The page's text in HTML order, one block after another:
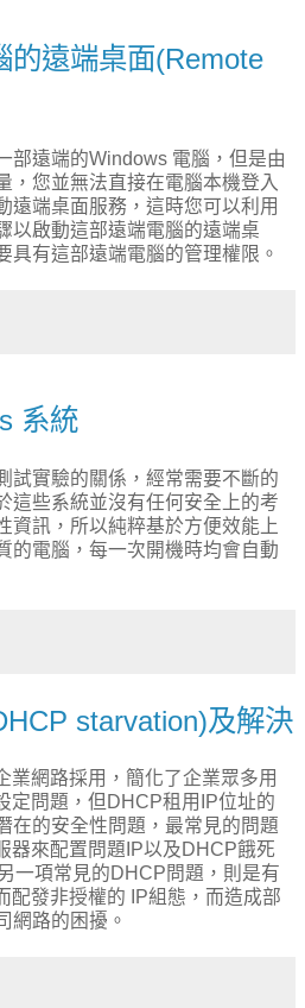
的遠端桌面(Remote
部遠端的Windows 電腦，但是由
，您並無法直接在電腦本機登入
遠端桌面服務，這時您可以利用
以啟動這部遠端電腦的遠端桌
具有這部遠端電腦的管理權限。
系統
試實驗的關係，經常需要不斷的
這些系統並沒有任何安全上的考
資訊，所以純粹基於方便效能上
的電腦，每一次開機時均會自動
starvation)及解決
業網路採用，簡化了企業眾多用
定問題，但DHCP租用IP位址的
在的安全性問題，最常見的問題
器來配置問題IP以及DHCP餓死
一項常見的DHCP問題，則是有
配發非授權的 IP組態，而造成部
網路的困擾。